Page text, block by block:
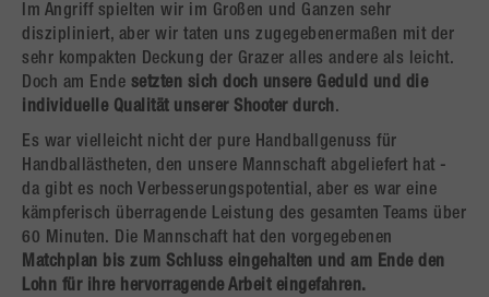
Im Angriff spielten wir im Großen und Ganzen sehr
diszipliniert, aber wir taten uns zugegebenermaßen mit der
sehr kompakten Deckung der Grazer alles andere als leicht.
Doch am Ende setzten sich doch unsere Geduld und die
individuelle Qualität unserer Shooter durch.
Es war vielleicht nicht der pure Handballgenuss für
Handballästheten, den unsere Mannschaft abgeliefert hat -
da gibt es noch Verbesserungspotential, aber es war eine
kämpferisch überragende Leistung des gesamten Teams über
60 Minuten. Die Mannschaft hat den vorgegebenen
Matchplan bis zum Schluss eingehalten und am Ende den
Lohn für ihre hervorragende Arbeit eingefahren.